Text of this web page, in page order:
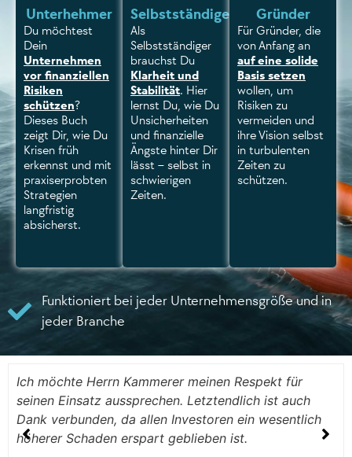
Unterhehmer
Du möchtest
Dein
Unternehmen
vor finanziellen
Risiken
schützen?
Dieses Buch
zeigt Dir, wie Du
Krisen früh
erkennst und mit
praxiserprobten
Strategien
langfristig
absicherst.
Selbstständige
Als
Selbstständiger
brauchst Du
Klarheit und
Stabilität. Hier
lernst Du, wie Du
Unsicherheiten
und finanzielle
Ängste hinter Dir
lässt – selbst in
schwierigen
Zeiten.
Gründer
Für Gründer, die
von Anfang an
auf eine solide
Basis setzen
wollen, um
Risiken zu
vermeiden und
ihre Vision selbst
in turbulenten
Zeiten zu
schützen.
Funktioniert bei jeder Unternehmensgröße und in
jeder Branche
Ich möchte Herrn Kammerer meinen Respekt für
seinen Einsatz aussprechen. Letztendlich ist auch
Dank verbunden, da allen Investoren ein wesentlich
höherer Schaden erspart geblieben ist.